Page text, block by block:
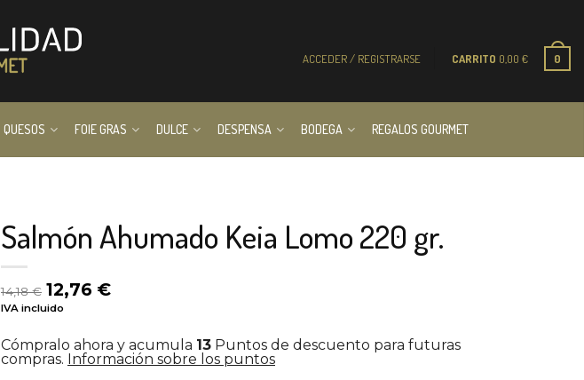
ACCEDER / REGISTRARSE CARRITO 0,00 € 0
QUESOS FOIE GRAS DULCE DESPENSA BODEGA REGALOS GOURMET
Salmón Ahumado Keia Lomo 220 gr.
14,18€ El
precio
era:
14,18 €.
12,76 €El
es:
12,76 €.
IVA incluido
Cómpralo ahora y acumula 13 Puntos de descuento para futuras
compras. Información sobre los puntos